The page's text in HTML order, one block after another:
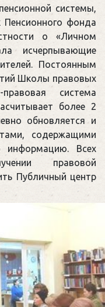
системы,
Пенсионного фонда
о «Личном
исчерпывающие
Постоянным
Школы правовых
система
более 2
обновляется и
содержащими
информацию. Всех
правовой
Публичный центр